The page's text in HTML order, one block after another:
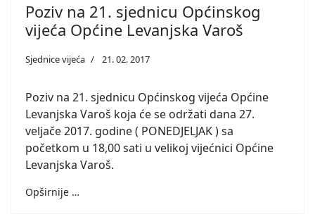
Poziv na 21. sjednicu Općinskog
vijeća Općine Levanjska Varoš
Sjednice vijeća 21. 02. 2017
Poziv na 21. sjednicu Općinskog vijeća Općine
Levanjska Varoš koja će se održati dana 27.
veljače 2017. godine ( PONEDJELJAK ) sa
početkom u 18,00 sati u velikoj vijećnici Općine
Levanjska Varoš.
Opširnije …